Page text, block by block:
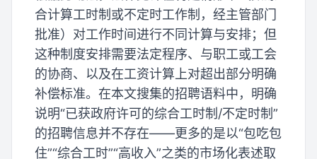
合计算工时制或不定时工作制，经主管部门
批准）对工作时间进行不同计算与安排；但
这种制度安排需要法定程序、与职工或工会
的协商、以及在工资计算上对超出部分明确
补偿标准。在本文搜集的招聘语料中，明确
说明“已获政府许可的综合工时制/不定时制”
的招聘信息并不存在——更多的是以“包吃包
住”“综合工时”“高收入”之类的市场化表述取